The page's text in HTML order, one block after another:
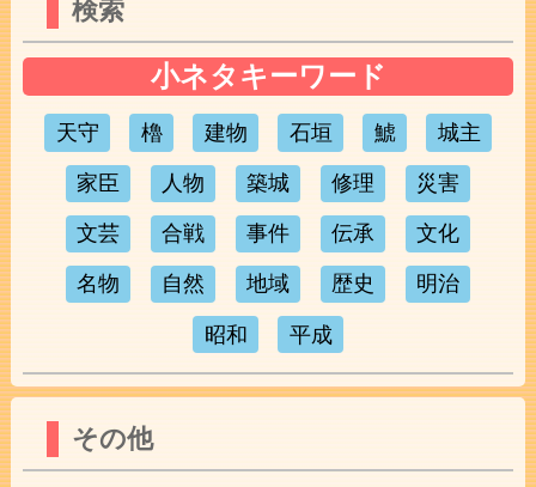
検索
小ネタキーワード
天守 櫓 建物 石垣 鯱 城主
家臣 人物 築城 修理 災害
文芸 合戦 事件 伝承 文化
名物 自然 地域 歴史 明治
昭和 平成
その他